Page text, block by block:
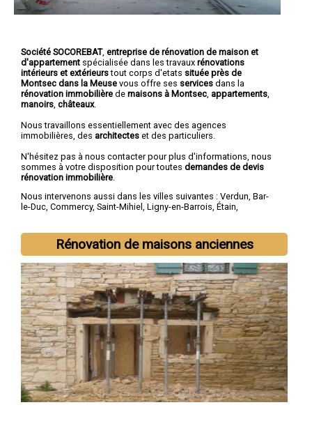
Société SOCOREBAT, entreprise de rénovation de maison et
d'appartement spécialisée dans les travaux rénovations
intérieurs et extérieurstout corps d'etats située près de
Montsec dans la Meuse vous offre ses services dans la
rénovation immobilière de maisons à Montsec appartements
manoirs châteaux.
Nous travaillons essentiellement avec des agences
immobilières, des architectes et des particuliers.
N'hésitez pas à nous contacter pour plus d'informations, nous
sommes à votre disposition pour toutes demandes de devis
rénovation immobilière
Nous intervenons aussi dans les villes suivantes : Verdun, Bar-
le-Duc, Commercy, Saint-Mihiel , Ligny-en-Barrois, Étain,
Rénovation de maisons anciennes